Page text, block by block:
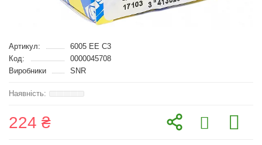
Артикул:
6005 EE C3
Код:
0000045708
Виробники
SNR
224 ₴